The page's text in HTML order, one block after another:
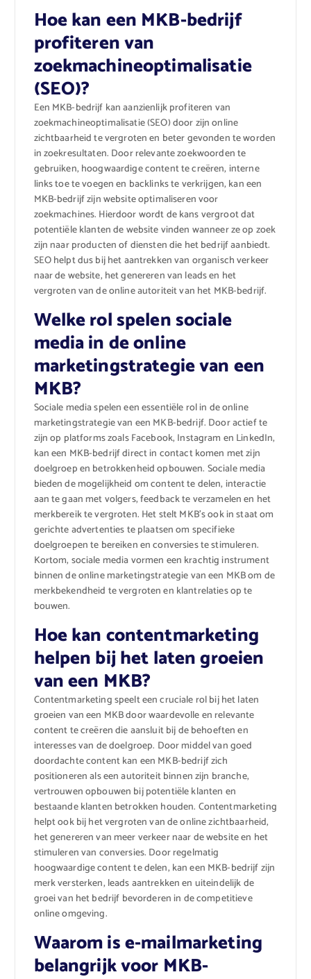
Hoe kan een MKB-bedrijf
profiteren van
zoekmachineoptimalisatie
(SEO)?
Een MKB-bedrijf kan aanzienlijk profiteren van
zoekmachineoptimalisatie (SEO) door zijn online
zichtbaarheid te vergroten en beter gevonden te worden
in zoekresultaten. Door relevante zoekwoorden te
gebruiken, hoogwaardige content te creëren, interne
links toe te voegen en backlinks te verkrijgen, kan een
MKB-bedrijf zijn website optimaliseren voor
zoekmachines. Hierdoor wordt de kans vergroot dat
potentiële klanten de website vinden wanneer ze op zoek
zijn naar producten of diensten die het bedrijf aanbiedt.
SEO helpt dus bij het aantrekken van organisch verkeer
naar de website, het genereren van leads en het
vergroten van de online autoriteit van het MKB-bedrijf.
Welke rol spelen sociale
media in de online
marketingstrategie van een
MKB?
Sociale media spelen een essentiële rol in de online
marketingstrategie van een MKB-bedrijf. Door actief te
zijn op platforms zoals Facebook, Instagram en LinkedIn,
kan een MKB-bedrijf direct in contact komen met zijn
doelgroep en betrokkenheid opbouwen. Sociale media
bieden de mogelijkheid om content te delen, interactie
aan te gaan met volgers, feedback te verzamelen en het
merkbereik te vergroten. Het stelt MKB’s ook in staat om
gerichte advertenties te plaatsen om specifieke
doelgroepen te bereiken en conversies te stimuleren.
Kortom, sociale media vormen een krachtig instrument
binnen de online marketingstrategie van een MKB om de
merkbekendheid te vergroten en klantrelaties op te
bouwen.
Hoe kan contentmarketing
helpen bij het laten groeien
van een MKB?
Contentmarketing speelt een cruciale rol bij het laten
groeien van een MKB door waardevolle en relevante
content te creëren die aansluit bij de behoeften en
interesses van de doelgroep. Door middel van goed
doordachte content kan een MKB-bedrijf zich
positioneren als een autoriteit binnen zijn branche,
vertrouwen opbouwen bij potentiële klanten en
bestaande klanten betrokken houden. Contentmarketing
helpt ook bij het vergroten van de online zichtbaarheid,
het genereren van meer verkeer naar de website en het
stimuleren van conversies. Door regelmatig
hoogwaardige content te delen, kan een MKB-bedrijf zijn
merk versterken, leads aantrekken en uiteindelijk de
groei van het bedrijf bevorderen in de competitieve
online omgeving.
Waarom is e-mailmarketing
belangrijk voor MKB-